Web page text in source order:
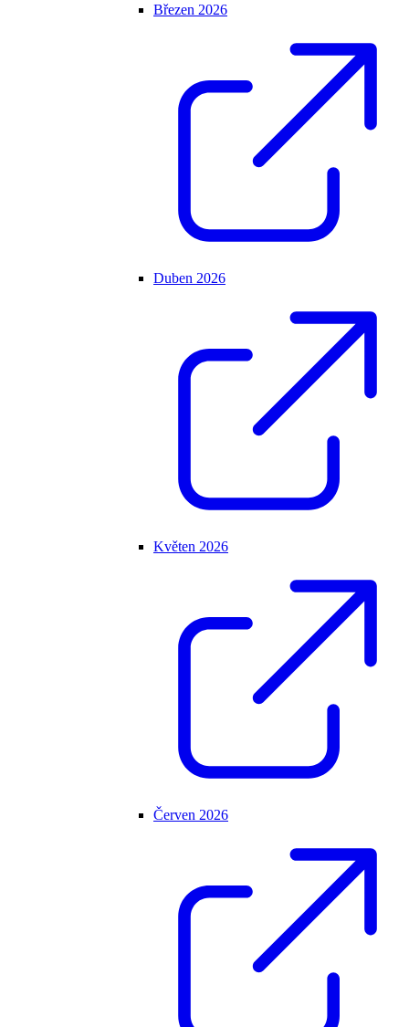
Březen 2026
Duben 2026
Květen 2026
Červen 2026